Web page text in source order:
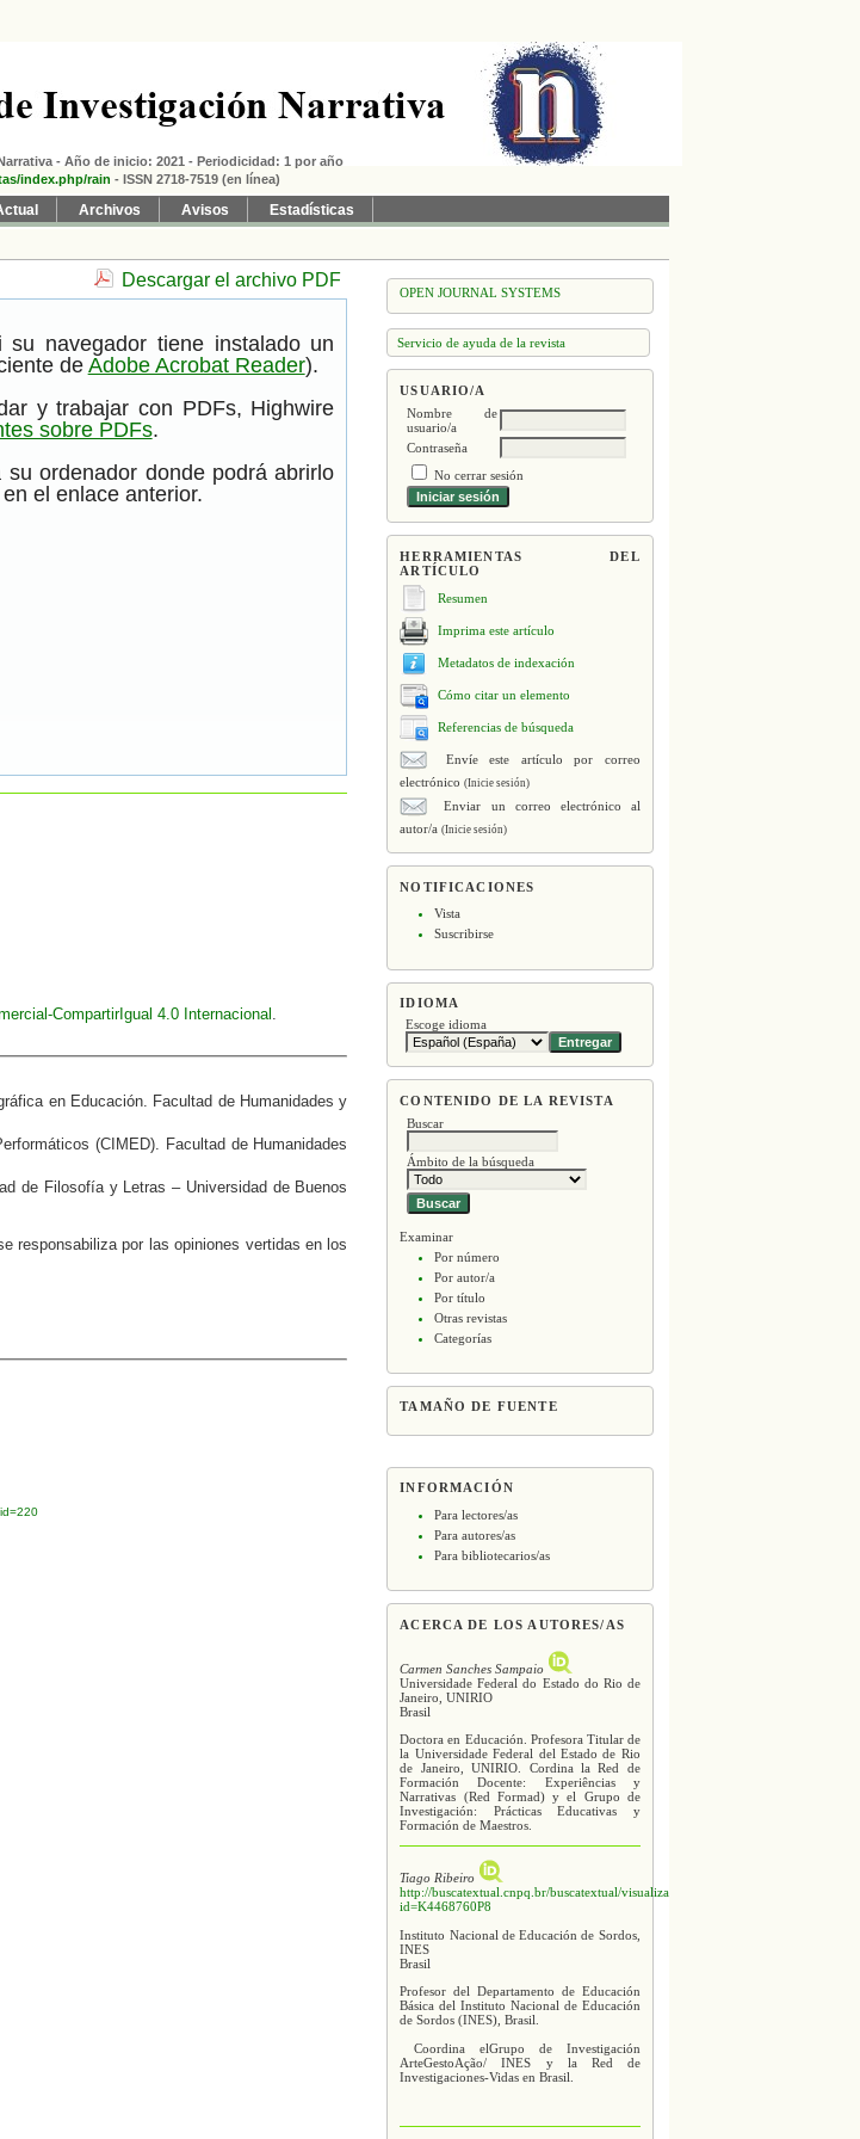
- Año de inicio: 2021 - Periodicidad: 1 por año
index.php/rain - ISSN 2718-7519 (en línea)
OPEN JOURNAL SYSTEMS
Servicio de ayuda de la revista
USUARIO/A
Nombre de
usuario/a
Contraseña
No cerrar sesión
HERRAMIENTAS DEL
ARTÍCULO
Resumen
Imprima este artículo
Metadatos de indexación
Cómo citar un elemento
Referencias de búsqueda
Envíe este artículo por correo
electrónico(Inicie sesión)
Enviar un correo electrónico al
autor/a(Inicie sesión)
NOTIFICACIONES
Vista
Suscribirse
IDIOMA
Escoge idioma
CONTENIDO DE LA REVISTA
Buscar
Ámbito de la búsqueda
Examinar
Por número
Por autor/a
Por título
Otras revistas
Categorías
TAMAÑO DE FUENTE
INFORMACIÓN
Para lectores/as
Para autores/as
Para bibliotecarios/as
ACERCA DE LOS AUTORES/AS
Carmen Sanches Sampaio
Universidade Federal do Estado do Rio de
Janeiro, UNIRIO
Brasil
Doctora en Educación. Profesora Titular de
la Universidade Federal del Estado de Rio
de Janeiro, UNIRIO. Cordina la Red de
Formación Docente: Experiências y
Narrativas (Red Formad) y el Grupo de
Investigación: Prácticas Educativas y
Formación de Maestros.
Tiago Ribeiro
http://buscatextual.cnpq.br/buscatextual/visualizacv.do?
id=K4468760P8
Instituto Nacional de Educación de Sordos,
INES
Brasil
Profesor del Departamento de Educación
Básica del Instituto Nacional de Educación
de Sordos (INES), Brasil.
Coordina elGrupo de Investigación
ArteGestoAção/ INES y la Red de
Investigaciones-Vidas en Brasil.
Archivos Avisos Estadísticas
Descargar el archivo PDF
navegador tiene instalado un
deAdobe Acrobat Reader).
y trabajar con PDFs, Highwire
sobre PDFs.
ordenador donde podrá abrirlo
el enlace anterior.
CompartirIgual 4.0 Internacional .
en Educación. Facultad de Humanidades y
(CIMED). Facultad de Humanidades
de Filosofía y Letras – Universidad de Buenos
responsabiliza por las opiniones vertidas en los